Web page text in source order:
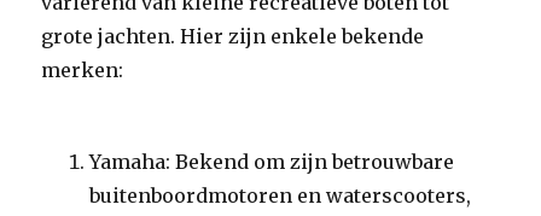
grote jachten. Hier zijn enkele bekende
merken:
Yamaha: Bekend om zijn betrouwbare
buitenboordmotoren en waterscooters,